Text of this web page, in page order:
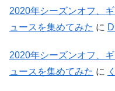
2020年シーズンオフ、
ュースを集めてみた に
2020年シーズンオフ、
ュースを集めてみた に